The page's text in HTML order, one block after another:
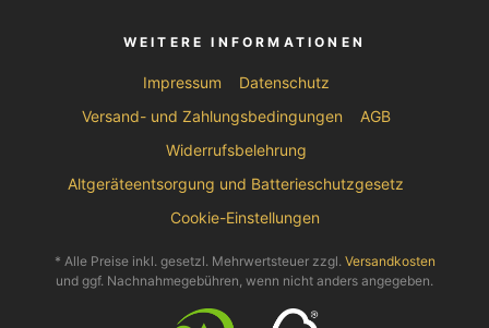
WEITERE INFORMATIONEN
Impressum
Datenschutz
Versand- und Zahlungsbedingungen
AGB
Widerrufsbelehrung
Altgeräteentsorgung und Batterieschutzgesetz
Cookie-Einstellungen
* Alle Preise inkl. gesetzl. Mehrwertsteuer zzgl. Versandkosten
und ggf. Nachnahmegebühren, wenn nicht anders angegeben.